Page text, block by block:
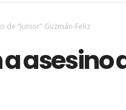
“Junior” Guzmán-Feliz
asesino